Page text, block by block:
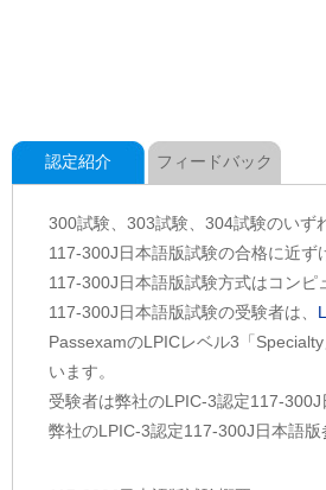
認定紹介 フィードバック
300試験、303試験、304試験のいず
117-300J日本語版試験の合格に近ず
117-300J日本語版試験方式はコン
117-300J日本語版試験の受験者は、
PassexamのLPICレベル3「
います。
受験者は弊社のLPIC-3認定117-
弊社のLPIC-3認定117-300J日本語